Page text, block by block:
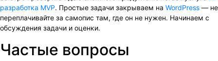
разработка MVP. Простые задачи закрываем на WordPress — не
переплачивайте за самопис там, где он не нужен. Начинаем с
обсуждения задачи и оценки.
Частые вопросы